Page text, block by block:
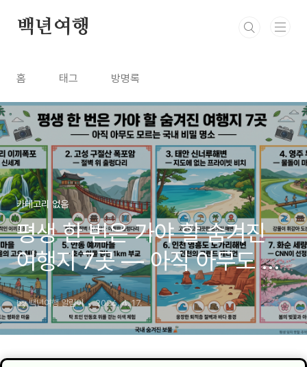
백년여행
홈 태그 방명록
카테고리 없음
평생 한 번은 가야 할 숨겨진
여행지 7곳 — 아직 아무도 모
르는 국내 비밀 명소
by 백년여행 알림이 2026. 4. 17.